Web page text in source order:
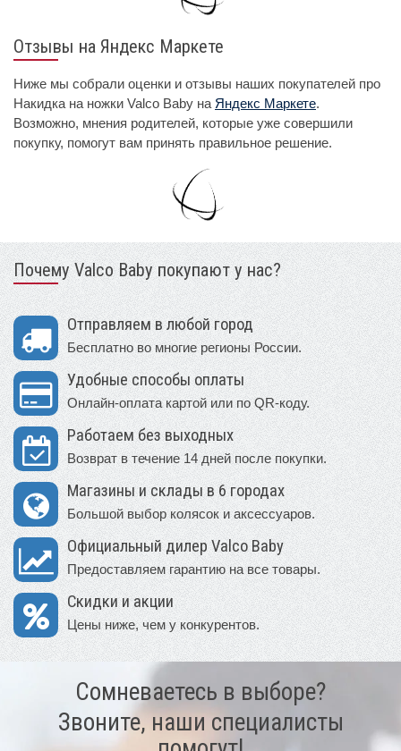
Отзывы на Яндекс Маркете
Ниже мы собрали оценки и отзывы наших покупателей про
Накидка на ножки Valco Baby на Яндекс Маркете.
Возможно, мнения родителей, которые уже совершили
покупку, помогут вам принять правильное решение.
Почему Valco Baby покупают у нас?
Отправляем в любой город
Бесплатно во многие регионы России.
Удобные способы оплаты
Онлайн-оплата картой или по QR-коду.
Работаем без выходных
Возврат в течение 14 дней после покупки.
Магазины и склады в 6 городах
Большой выбор колясок и аксессуаров.
Официальный дилер Valco Baby
Предоставляем гарантию на все товары.
Скидки и акции
Цены ниже, чем у конкурентов.
Сомневаетесь в выборе?
Звоните, наши специалисты